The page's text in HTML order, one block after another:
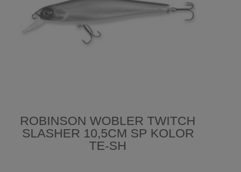
ROBINSON WOBLER TWITCH
SLASHER 10,5CM SP KOLOR
TE-SH